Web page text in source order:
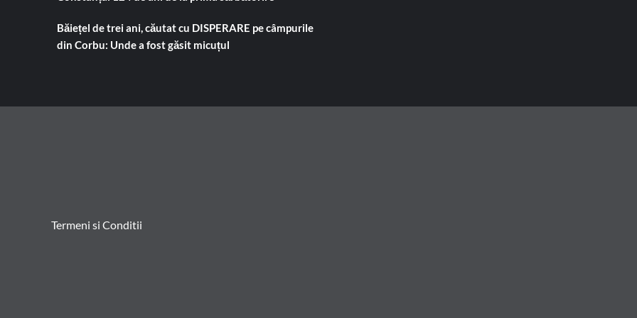
Băiețel de trei ani, căutat cu DISPERARE pe câmpurile
din Corbu: Unde a fost găsit micuțul
Termeni si Conditii